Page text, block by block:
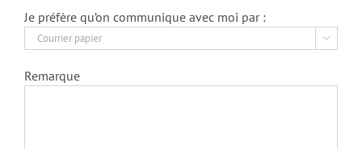
Je préfère qu’on communique avec moi par :

Remarque